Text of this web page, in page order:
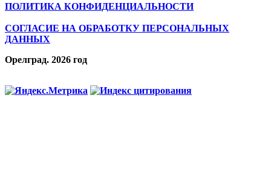
ПОЛИТИКА КОНФИДЕНЦИАЛЬНОСТИ
СОГЛАСИЕ НА ОБРАБОТКУ ПЕРСОНАЛЬНЫХ
ДАННЫХ
Орелград. 2026 год